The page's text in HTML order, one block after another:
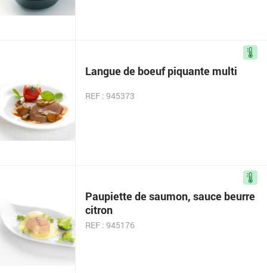
Langue de boeuf piquante multi
REF : 945373
Paupiette de saumon, sauce beurre
citron
REF : 945176